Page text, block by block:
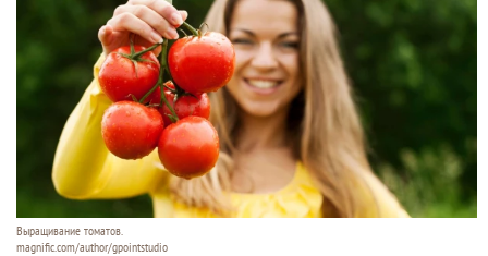
Выращивание томатов.
magnific.com/author/gpointstudio